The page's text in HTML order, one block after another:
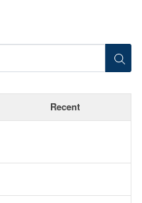
Recent